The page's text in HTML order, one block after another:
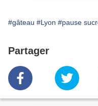
#gâteau #Lyon #pause
Partager